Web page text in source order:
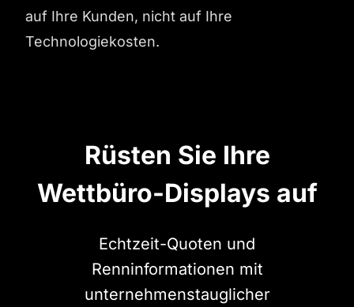
auf Ihre Kunden, nicht auf Ihre
Technologiekosten.
Rüsten Sie Ihre
Wettbüro-Displays auf
Echtzeit-Quoten und
Renninformationen mit
unternehmenstauglicher